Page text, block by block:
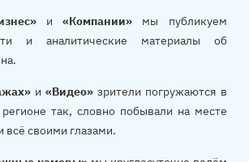
и«Компании» мы публикуем
и аналитические материалы об
и«Видео» зрители погружаются в
так, словно побывали на месте
всё своими глазами.